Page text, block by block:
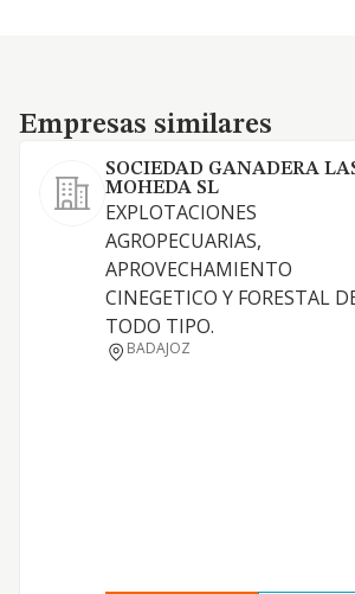
Empresas similares
Empresas similares
SOCIEDAD GANADERA
MOHEDA SL
EXPLOTACIONES
AGROPECUARIAS,
APROVECHAMIENTO
CINEGETICO Y FORESTAL
TODO TIPO.
BADAJOZ